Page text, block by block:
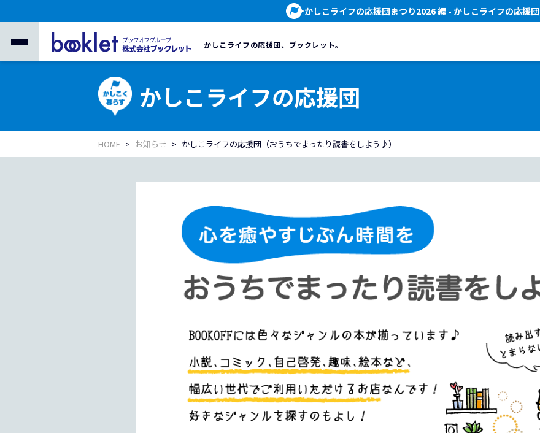
かしこライフの応援団まつり2026 編- かしこライフの応援団
かしこライフの応援団、 ブックレット。
かしこライフの応援団
HOME お知らせ かしこライフの応援団（おうちでまったり読書をしよう♪）